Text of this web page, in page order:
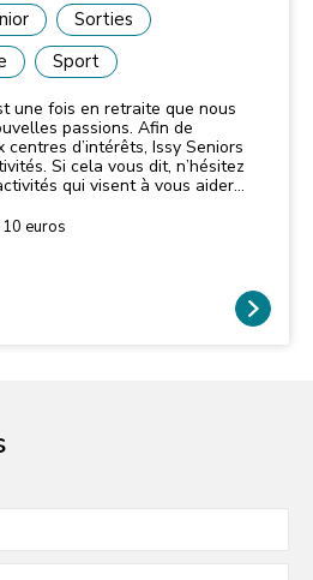
Sorties
Sport
une fois en retraite que nous
passions. Afin de
d’intérêts, Issy Seniors
Si cela vous dit, n’hésitez
qui visent à vous aider
euros